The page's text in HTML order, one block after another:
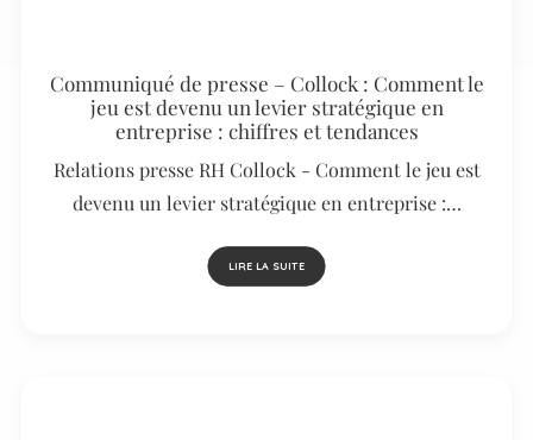
Communiqué de presse – Collock : Comment le
jeu est devenu un levier stratégique en
entreprise : chiffres et tendances
Relations presse RH Collock - Comment le jeu est
devenu un levier stratégique en entreprise :…
LIRE LA SUITE